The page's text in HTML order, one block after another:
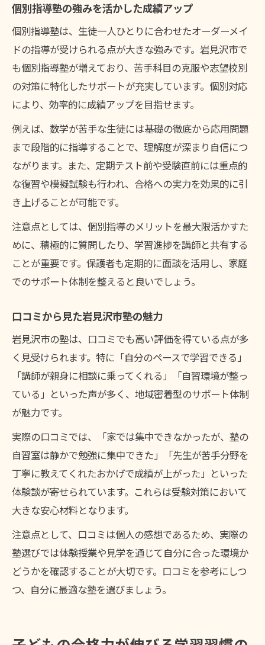
個別指導塾の強みを活かした成績アップ
個別指導塾は、生徒一人ひとりに合わせたオーダーメイ
ドの指導が受けられる点が大きな強みです。岩見沢市で
も個別指導塾が増えており、苦手科目の克服や志望校別
の対策に特化したサポートが充実しています。個別対応
により、効率的に成績アップを目指せます。
例えば、数学が苦手な生徒には基礎の徹底から応用問題
まで段階的に指導することで、理解度が深まり自信につ
ながります。また、定期テスト前や受験直前には重点的
な復習や模擬試験も行われ、合格への実力を効果的に引
き上げることが可能です。
注意点としては、個別指導のメリットを最大限活かすた
めに、積極的に質問したり、学習進捗を講師と共有する
ことが重要です。保護者も定期的に面談を活用し、家庭
でのサポート体制を整えると良いでしょう。
口コミから見た岩見沢市塾の魅力
岩見沢市の塾は、口コミでも高い評価を得ている点が多
く見受けられます。特に「自分のペースで学習できる」
「講師が親身に相談に乗ってくれる」「自習環境が整っ
ている」といった声が多く、地域密着型のサポート体制
が魅力です。
実際の口コミでは、「家では集中できなかったが、塾の
自習室は静かで勉強に集中できた」「先生が苦手分野を
丁寧に教えてくれたおかげで成績が上がった」といった
体験談が寄せられています。これらは受験対策において
大きな安心材料となります。
注意点として、口コミは個人の感想であるため、実際の
塾選びでは体験授業や見学を通じて自分に合った環境か
どうかを確認することが大切です。口コミを参考にしつ
つ、自分に最適な塾を選びましょう。